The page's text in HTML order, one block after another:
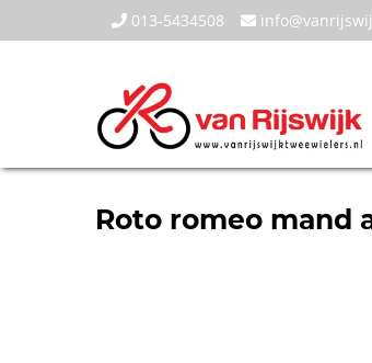
013-5434508
Roto romeo mand